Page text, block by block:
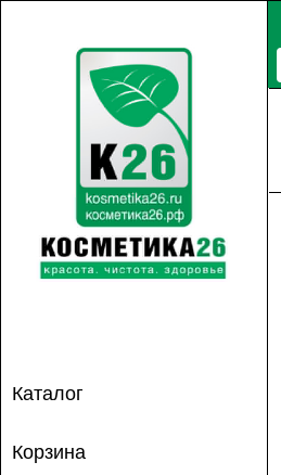
Каталог
Корзина